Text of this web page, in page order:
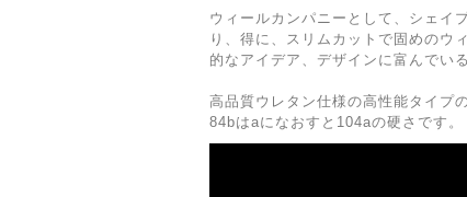
ウィールカンパニーとして、シェイ
り、得に、スリムカットで固めのウ
的なアイデア、デザインに富んでいる
高品質ウレタン仕様の高性能タイプ
84bはaになおすと104aの硬さです。